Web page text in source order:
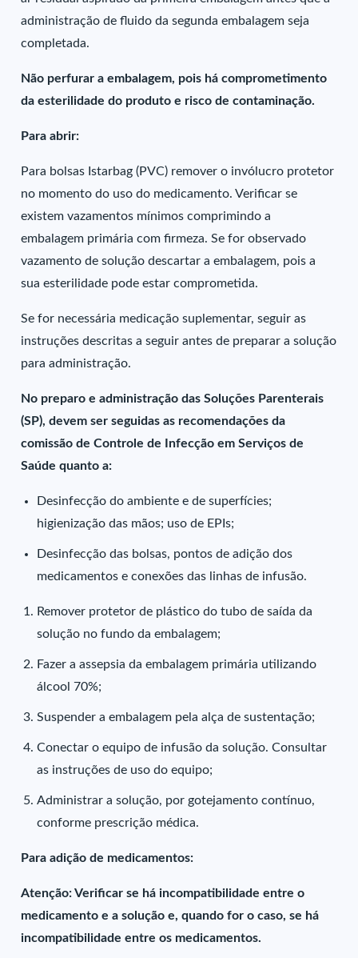
administração de fluido da segunda embalagem seja
completada.
Não perfurar a embalagem, pois há comprometimento
da esterilidade do produto e risco de contaminação.
Para abrir:
Para bolsas Istarbag (PVC) remover o invólucro protetor
no momento do uso do medicamento. Verificar se
existem vazamentos mínimos comprimindo a
embalagem primária com firmeza. Se for observado
vazamento de solução descartar a embalagem, pois a
sua esterilidade pode estar comprometida.
Se for necessária medicação suplementar, seguir as
instruções descritas a seguir antes de preparar a solução
para administração.
No preparo e administração das Soluções Parenterais
(SP), devem ser seguidas as recomendações da
comissão de Controle de Infecção em Serviços de
Saúde quanto a:
Desinfecção do ambiente e de superfícies;
higienização das mãos; uso de EPIs;
Desinfecção das bolsas, pontos de adição dos
medicamentos e conexões das linhas de infusão.
Remover protetor de plástico do tubo de saída da
solução no fundo da embalagem;
Fazer a assepsia da embalagem primária utilizando
álcool 70%;
Suspender a embalagem pela alça de sustentação;
Conectar o equipo de infusão da solução. Consultar
as instruções de uso do equipo;
Administrar a solução, por gotejamento contínuo,
conforme prescrição médica.
Para adição de medicamentos:
Atenção: Verificar se há incompatibilidade entre o
medicamento e a solução e, quando for o caso, se há
incompatibilidade entre os medicamentos.